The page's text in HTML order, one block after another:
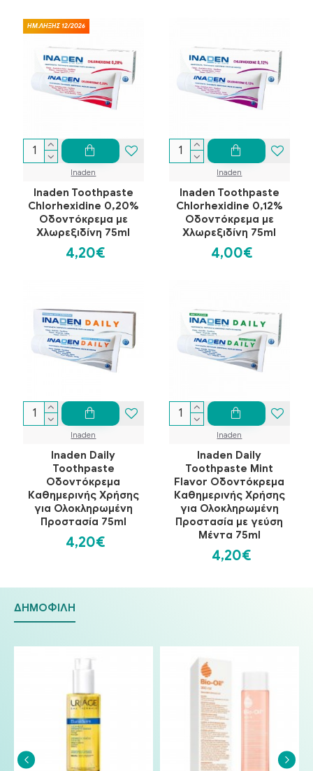
ΗΜ.ΛΗΞΗΣ 12/2026
Inaden
Inaden Toothpaste
Chlorhexidine 0,20%
Οδοντόκρεμα με
Χλωρεξιδίνη 75ml
4,20€
Inaden
Inaden Toothpaste
Chlorhexidine 0,12%
Οδοντόκρεμα με
Χλωρεξιδίνη 75ml
4,00€
Inaden
Inaden Daily
Toothpaste
Οδοντόκρεμα
Καθημερινής Χρήσης
για Ολοκληρωμένη
Προστασία 75ml
4,20€
Inaden
Inaden Daily
Toothpaste Mint
Flavor Οδοντόκρεμα
Καθημερινής Χρήσης
για Ολοκληρωμένη
Προστασία με γεύση
Μέντα 75ml
4,20€
ΔΗΜΟΦΙΛΉ